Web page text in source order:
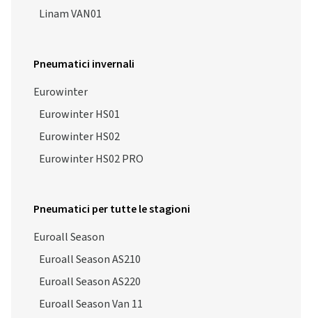
Linam VAN01
Pneumatici invernali
Eurowinter
Eurowinter HS01
Eurowinter HS02
Eurowinter HS02 PRO
Pneumatici per tutte le stagioni
Euroall Season
Euroall Season AS210
Euroall Season AS220
Euroall Season Van 11